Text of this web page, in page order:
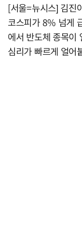
[서울=뉴시스] 김진
코스피가 8% 넘게
에서 반도체 종목이
심리가 빠르게 얼어